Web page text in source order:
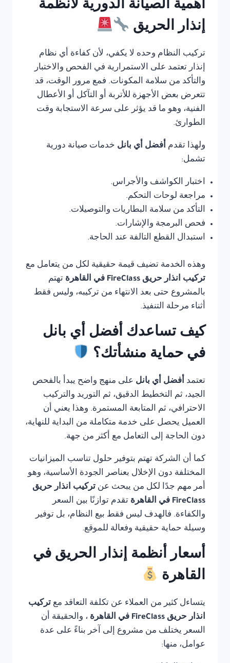
أهمية الصيانة الدورية لأنظمة
إنذار الحريق
تركيب النظام وحده لا يكفي، لأن كفاءة أي نظام
إنذار تعتمد على الاستمرارية في الفحص والاختبار
والتأكد من سلامة المكونات. فمع مرور الوقت، قد
تتعرض بعض الأجهزة للأتربة أو التآكل أو الأعطال
الفنية، وهو ما قد يؤثر على سرعة الاستجابة وقت
الطوارئ.
ولهذا تقدم أفضل أي بانل خدمات صيانة دورية
تشمل:
اختبار الكواشف والأجراس.
مراجعة لوحات التحكم.
التأكد من سلامة البطاريات والتوصيلات.
فحص البرمجة والإشارات.
استبدال القطع التالفة عند الحاجة.
وهذه الخدمة تضيف قيمة حقيقية لكل من يتعامل مع
تركيب انذار حريق FireClass في القاهرة
تهتم
بالمشروع حتى بعد الانتهاء من تركيبه، وليس فقط
أثناء مرحلة التنفيذ.
كيف تساعدك أفضل أي بانل
في حماية منشأتك؟
تعتمد أفضل أي بانل على منهج واضح يبدأ بالفحص
الجيد، ثم التخطيط الدقيق، ثم التوريد والتركيب
الاحترافي، ثم المتابعة المستمرة. وهذا يعني أن
العميل يحصل على خدمة متكاملة من البداية للنهاية،
دون الحاجة إلى التعامل مع أكثر من جهة.
كما أن الشركة تهتم بتوفير حلول تناسب الميزانيات
المختلفة دون الإخلال بعناصر الجودة الأساسية، وهو
أمر مهم جدًا لكل من يبحث عن تركيب انذار حريق
FireClass في القاهرة
تقدم توازنًا بين السعر
والكفاءة. فالهدف ليس فقط بيع النظام، بل توفير
وسيلة حماية حقيقية وفعالة للموقع.
أسعار أنظمة إنذار الحريق في
القاهرة
يتساءل كثير من العملاء عن تكلفة التعاقد مع تركيب
انذار حريق FireClass في القاهرة
، والحقيقة أن
السعر يختلف من مشروع إلى آخر بناءً على عدة
عوامل، منها: